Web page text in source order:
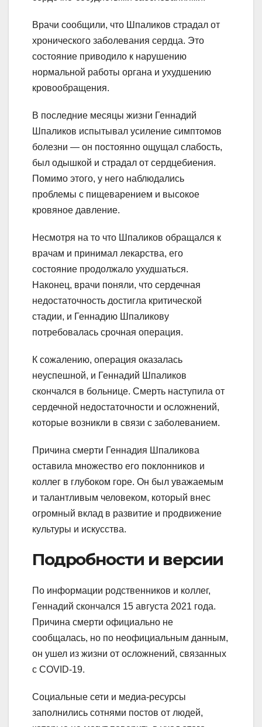
Врачи сообщили, что Шпаликов страдал от
хронического заболевания сердца. Это
состояние приводило к нарушению
нормальной работы органа и ухудшению
кровообращения.
В последние месяцы жизни Геннадий
Шпаликов испытывал усиление симптомов
болезни — он постоянно ощущал слабость,
был одышкой и страдал от сердцебиения.
Помимо этого, у него наблюдались
проблемы с пищеварением и высокое
кровяное давление.
Несмотря на то что Шпаликов обращался к
врачам и принимал лекарства, его
состояние продолжало ухудшаться.
Наконец, врачи поняли, что сердечная
недостаточность достигла критической
стадии, и Геннадию Шпаликову
потребовалась срочная операция.
К сожалению, операция оказалась
неуспешной, и Геннадий Шпаликов
скончался в больнице. Смерть наступила от
сердечной недостаточности и осложнений,
которые возникли в связи с заболеванием.
Причина смерти Геннадия Шпаликова
оставила множество его поклонников и
коллег в глубоком горе. Он был уважаемым
и талантливым человеком, который внес
огромный вклад в развитие и продвижение
культуры и искусства.
Подробности и версии
По информации родственников и коллег,
Геннадий скончался 15 августа 2021 года.
Причина смерти официально не
сообщалась, но по неофициальным данным,
он ушел из жизни от осложнений, связанных
с COVID-19.
Социальные сети и медиа-ресурсы
заполнились сотнями постов от людей,